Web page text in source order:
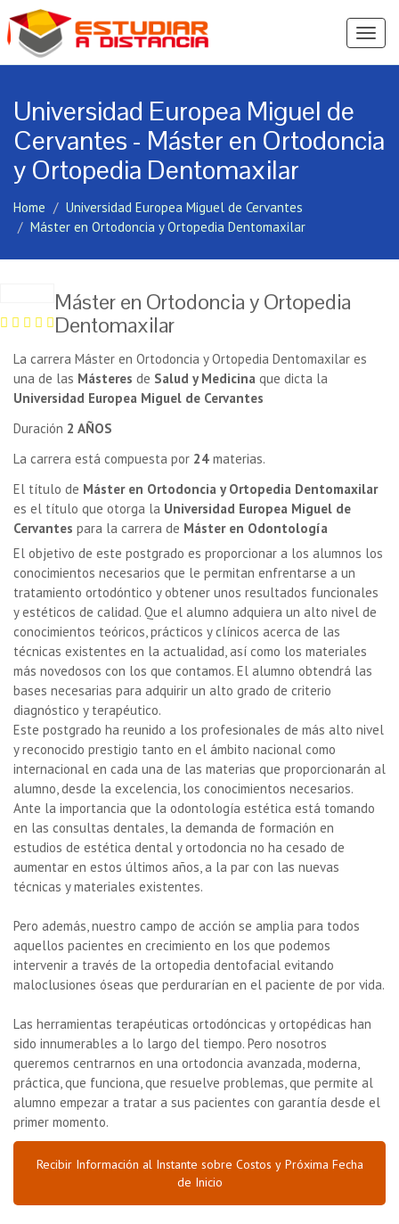
Ver
Universidad Europea Miguel de
Cervantes - Máster en Ortodoncia
y Ortopedia Dentomaxilar
Home
Universidad Europea Miguel de Cervantes
Máster en Ortodoncia y Ortopedia Dentomaxilar
Máster en Ortodoncia y Ortopedia
Dentomaxilar
La carrera Máster en Ortodoncia y Ortopedia Dentomaxilar es
una de las Másteres de Salud y Medicina que dicta la
Universidad Europea Miguel de Cervantes
Duración 2 AÑOS
La carrera está compuesta por 24 materias.
El título de Máster en Ortodoncia y Ortopedia Dentomaxilar
es el título que otorga la Universidad Europea Miguel de
Cervantes para la carrera de Máster en Odontología
El objetivo de este postgrado es proporcionar a los alumnos los
conocimientos necesarios que le permitan enfrentarse a un
tratamiento ortodóntico y obtener unos resultados funcionales
y estéticos de calidad. Que el alumno adquiera un alto nivel de
conocimientos teóricos, prácticos y clínicos acerca de las
técnicas existentes en la actualidad, así como los materiales
más novedosos con los que contamos. El alumno obtendrá las
bases necesarias para adquirir un alto grado de criterio
diagnóstico y terapéutico.
Este postgrado ha reunido a los profesionales de más alto nivel
y reconocido prestigio tanto en el ámbito nacional como
internacional en cada una de las materias que proporcionarán al
alumno, desde la excelencia, los conocimientos necesarios.
Ante la importancia que la odontología estética está tomando
en las consultas dentales, la demanda de formación en
estudios de estética dental y ortodoncia no ha cesado de
aumentar en estos últimos años, a la par con las nuevas
técnicas y materiales existentes.
Pero además, nuestro campo de acción se amplia para todos
aquellos pacientes en crecimiento en los que podemos
intervenir a través de la ortopedia dentofacial evitando
maloclusiones óseas que perdurarían en el paciente de por vida.
Las herramientas terapéuticas ortodóncicas y ortopédicas han
sido innumerables a lo largo del tiempo. Pero nosotros
queremos centrarnos en una ortodoncia avanzada, moderna,
práctica, que funciona, que resuelve problemas, que permite al
alumno empezar a tratar a sus pacientes con garantía desde el
primer momento.
Recibir Información al Instante sobre Costos y Próxima Fecha
de Inicio